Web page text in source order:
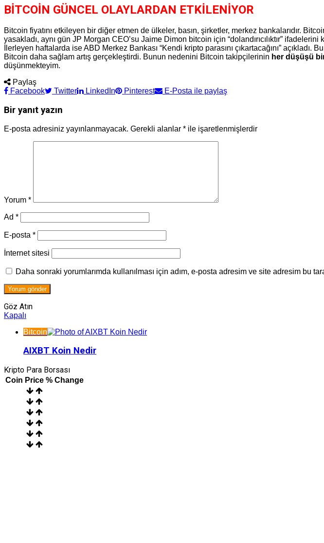
BİTCOİN GÜNCEL OLAYLARDAN ETKİLENİYOR
Bitcoin fiyatını etkileyen bir diğer etmen de ülkeler, basın, şirketler, merkez bankalarıdır.
yasakladı, aynı gün JP Morgan CEO’su Jaime Dimon bitcoin için “dolandırıcılıktır”
İlerleyen haftalarda ise ABD Merkez Bankası “Kendi kripto parasını çıkartacağını”
Bitcoin daha sağlam artış gerçekleştirdi. Bunun nedenini Bitcoin takipçilerinin her düşüşü
düşünmekteyim.
Paylaş
Facebook
Twitter LinkedIn Pinterest E-Posta ile paylaş
Bir yanıt yazın
E-posta adresiniz yayınlanmayacak. Gerekli alanlar * ile işaretlenmişlerdir
Yorum *
Ad *
E-posta *
İnternet sitesi
Daha sonraki yorumlarımda kullanılması için adım, e-posta adresim ve site adresim bu
Göz Atın
Kapalı
Bitcoin
AIXBT Koin Nedir
Kripto Para Borsası
Coin Price % Change